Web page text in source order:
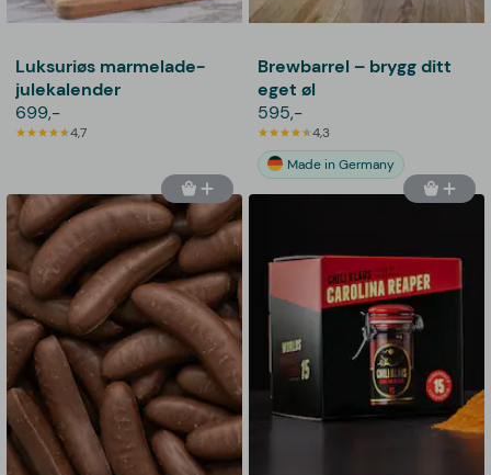
Luksuriøs marmelade-
julekalender
699,-
4,7
Brewbarrel – brygg ditt
eget øl
595,-
4,3
Made in Germany